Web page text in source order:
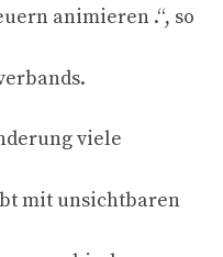
animieren .“, so
viele
mit unsichtbaren